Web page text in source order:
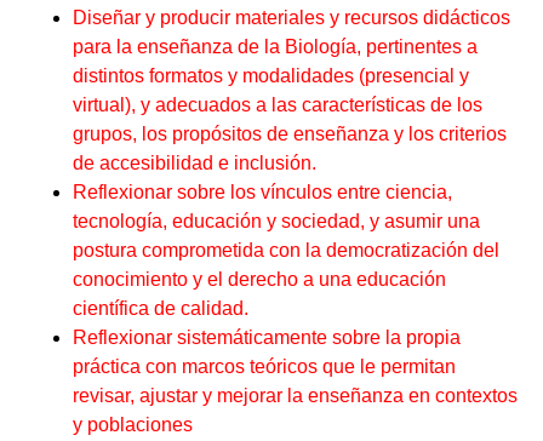
Diseñar y producir materiales y recursos didácticos
para la enseñanza de la Biología, pertinentes a
distintos formatos y modalidades (presencial y
virtual), y adecuados a las características de los
grupos, los propósitos de enseñanza y los criterios
de accesibilidad e inclusión.
Reflexionar sobre los vínculos entre ciencia,
tecnología, educación y sociedad, y asumir una
postura comprometida con la democratización del
conocimiento y el derecho a una educación
científica de calidad.
Reflexionar sistemáticamente sobre la propia
práctica con marcos teóricos que le permitan
revisar, ajustar y mejorar la enseñanza en contextos
y poblaciones